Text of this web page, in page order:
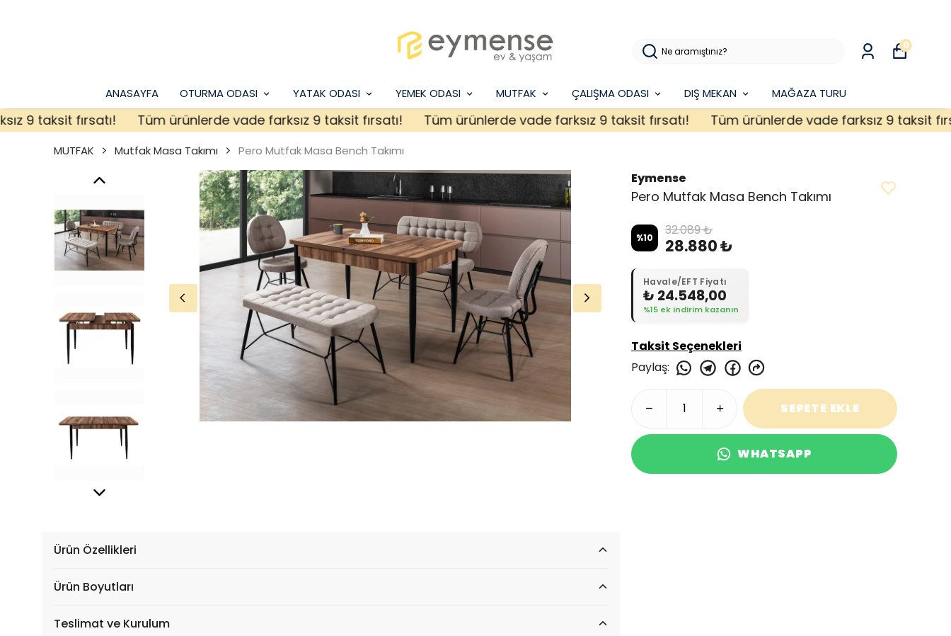
ANASAYFA OTURMA ODASI YATAK ODASI YEMEK ODASI MUTFAK ÇALIŞMA ODASI DIŞ MEKAN MAĞAZA TURU
0
taksit fırsatı! Tüm ürünlerde vade farksız 9 taksit fırsatı! Tüm ürünlerde vade farksız 9 taksit fırsatı! Tüm ürünlerde vade farksız 9 taksit fırsatı!
MUTFAK Mutfak Masa Takımı Pero Mutfak Masa Bench Takımı
Eymense
Pero Mutfak Masa Bench Takımı
%10 32.089 ₺
28.880 ₺
Havale/EFT Fiyatı
₺ 24.548,00
%15 ek indirim kazanın
Taksit Seçenekleri
Paylaş:
SEPETE EKLE
WHATSAPP
Ürün Özellikleri
Ürün Boyutları
Teslimat ve Kurulum